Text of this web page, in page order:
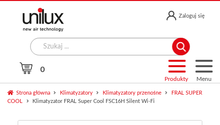
Produkty
nawigacji
treści
Zaloguj się
0
Search
for:
Menu
Strona główna Klimatyzatory Klimatyzatory przenośne
FRAL SUPER
COOL
Klimatyzator FRAL Super Cool FSC16H Silent Wi-Fi